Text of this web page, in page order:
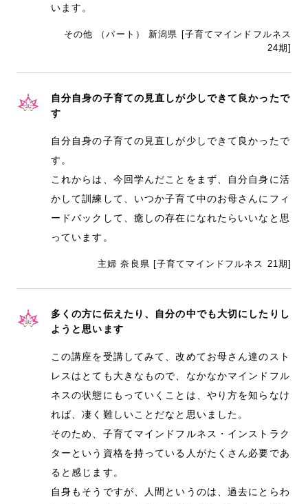
います。
その他 （パート） 新潟県 [子育てマインドフルネス
24期]
自分自身の子育ての見直しが少しできて良かったで
す
自分自身の子育ての見直しが少しできて良かったで
す。
これからは、今回学んだことをまず、自分自身に活
かして訓練して、いつか子育て中のお母さんにフィ
ードバックして、癒しの存在になれたらいいなと思
っています。
主婦 奈良県 [子育てマインドフルネス 21期]
多くの方に伝えたり、自分の中でも大切にしたりし
ようと思います
この講座を受講してみて、改めてお母さん達のスト
レスはとても大きなもので、なかなかマインドフル
ネスの状態にもっていくことは、やり方を知らなけ
れば、凄く難しいことだなと思いました。
そのため、子育てマインドフルネス・インストラク
ターという資格を持っている人がたくさん必要であ
ると感じます。
自身もそうですが、人間というのは、過去にとらわ